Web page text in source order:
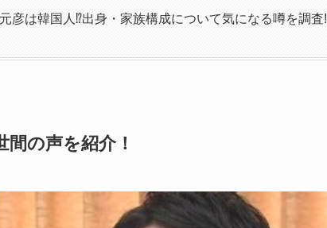
彦は韓国人⁉出身・家族構成について気になる噂を調査!
の声を紹介！